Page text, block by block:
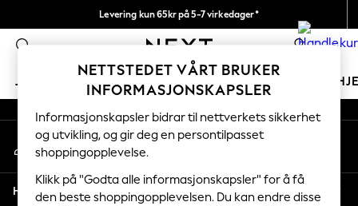
Levering kun 65kr på 5-7 virkedager*
Vi betaler alle tollavgifter 0
JENTER GUTTER BABY KVINNER
GIRLS
New In
50 - 92cm (0 - 24 months)
98 - 110cm (3 - 5 years)
116 - 134cm (6 - 9 years)
An error occurred on client
Våre sosiale nettverk
Min konto
Logg inn på kontoen din
Hjelp
NETTSTEDET VÅRT BRUKER
INFORMASJONSKAPSLER
Informasjonskapsler bidrar til nettverkets sikkerhet
og utvikling, og gir deg en persontilpasset
shoppingopplevelse.
Klikk på "Godta alle informasjonskapsler" for å få
den beste shoppingopplevelsen. Du kan endre disse